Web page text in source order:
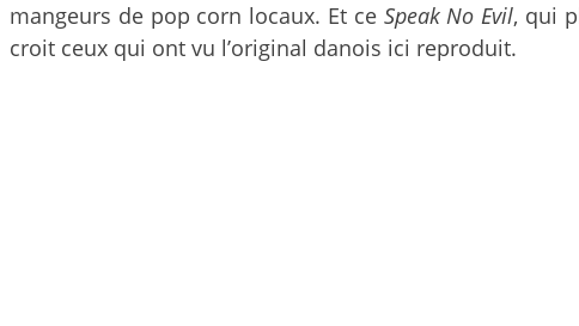
mangeurs de pop corn locaux. Et ce Speak No Evil, qui
croit ceux qui ont vu l’original danois ici reproduit.